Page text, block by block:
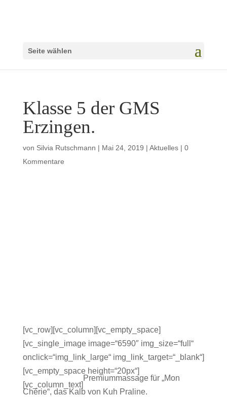
Seite wählen
Klasse 5 der GMS
Erzingen.
von Silvia Rutschmann | Mai 24, 2019 | Aktuelles| 0
Kommentare
[vc_row][vc_column][vc_empty_space]
[vc_single_image image=“6590″ img_size=“full“
onclick=“img_link_large“ img_link_target=“_blank“]
[vc_empty_space height=“20px“]
[vc_column_text]
Premiummassage für „Mon
Chérie“, das Kalb von Kuh Praline.